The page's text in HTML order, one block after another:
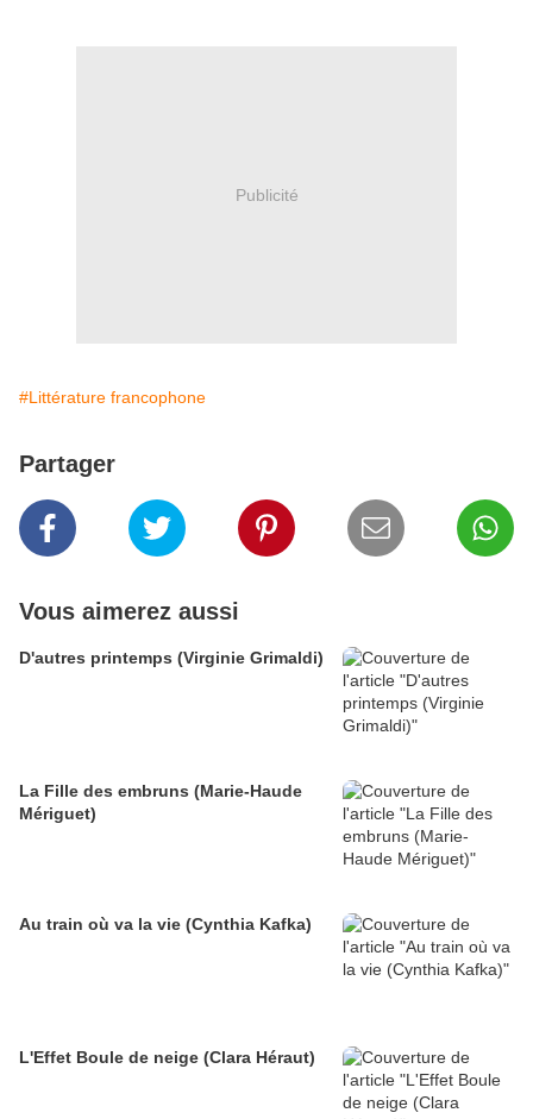
Publicité
#Littérature francophone
Partager
Vous aimerez aussi
D'autres printemps (Virginie Grimaldi)
La Fille des embruns (Marie-Haude
Mériguet)
Au train où va la vie (Cynthia Kafka)
L'Effet Boule de neige (Clara Héraut)